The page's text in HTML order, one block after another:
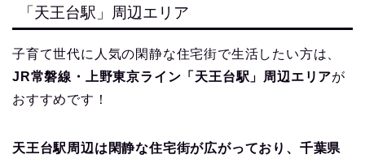
「天王台駅」周辺エリア
子育て世代に人気の閑静な住宅街で生活したい方は、
JR常磐線・上野東京ライン「天王台駅」周辺エリアが
おすすめです！
天王台駅周辺は閑静な住宅街が広がっており、千葉県